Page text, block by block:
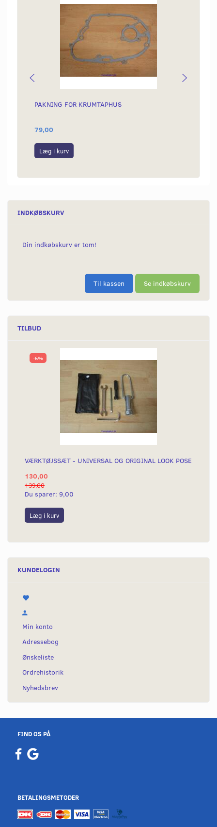
PAKNING FOR KRUMTAPHUS
79,00
Læg i kurv
INDKØBSKURV
Din indkøbskurv er tom!
Til kassen Se indkøbskurv
TILBUD
-6%
VÆRKTØJSSÆT - UNIVERSAL OG ORIGINAL LOOK POSE
130,00
139,00
Du sparer: 9,00
Læg i kurv
KUNDELOGIN
Min konto
Adressebog
Ønskeliste
Ordrehistorik
Nyhedsbrev
FIND OS PÅ
BETALINGSMETODER